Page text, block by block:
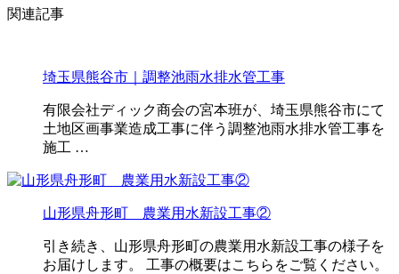
関連記事
埼玉県熊谷市｜調整池雨水排水管工事
有限会社ディック商会の宮本班が、埼玉県熊谷市にて
土地区画事業造成工事に伴う調整池雨水排水管工事を
施工 …
山形県舟形町 農業用水新設工事②
引き続き、山形県舟形町の農業用水新設工事の様子を
お届けします。 工事の概要はこちらをご覧ください。